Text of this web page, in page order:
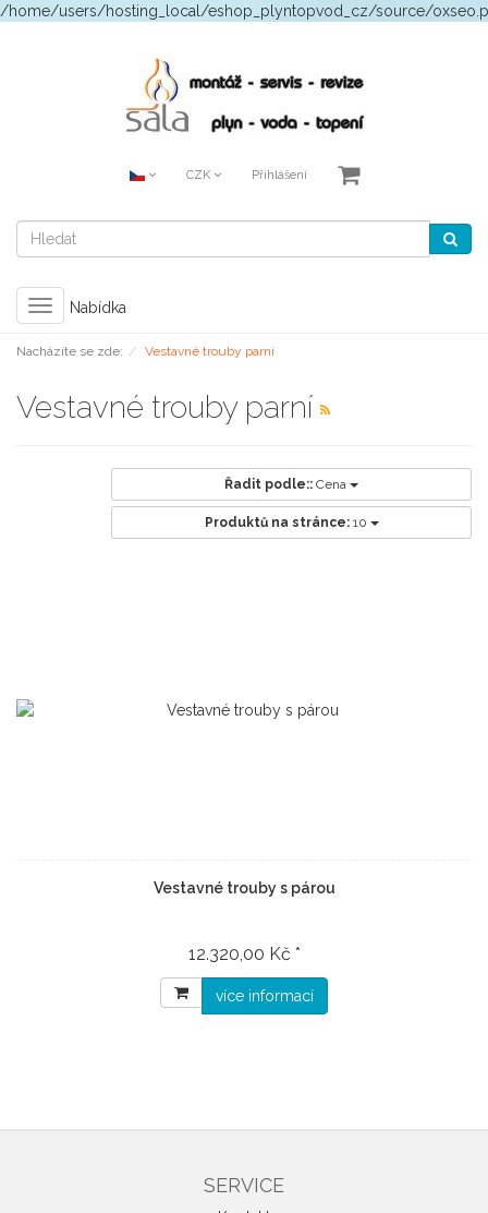
/home/users/hosting_local/eshop_plyntopvod_cz/source/
CZK Přihlášení
Toggle
navigation
Nabídka
Nacházíte se zde: Vestavné trouby parní
Vestavné trouby parní
Řadit podle:: Cena
Produktů na stránce: 10
Vestavné trouby s párou
12.320,00 Kč *
více informací
SERVICE